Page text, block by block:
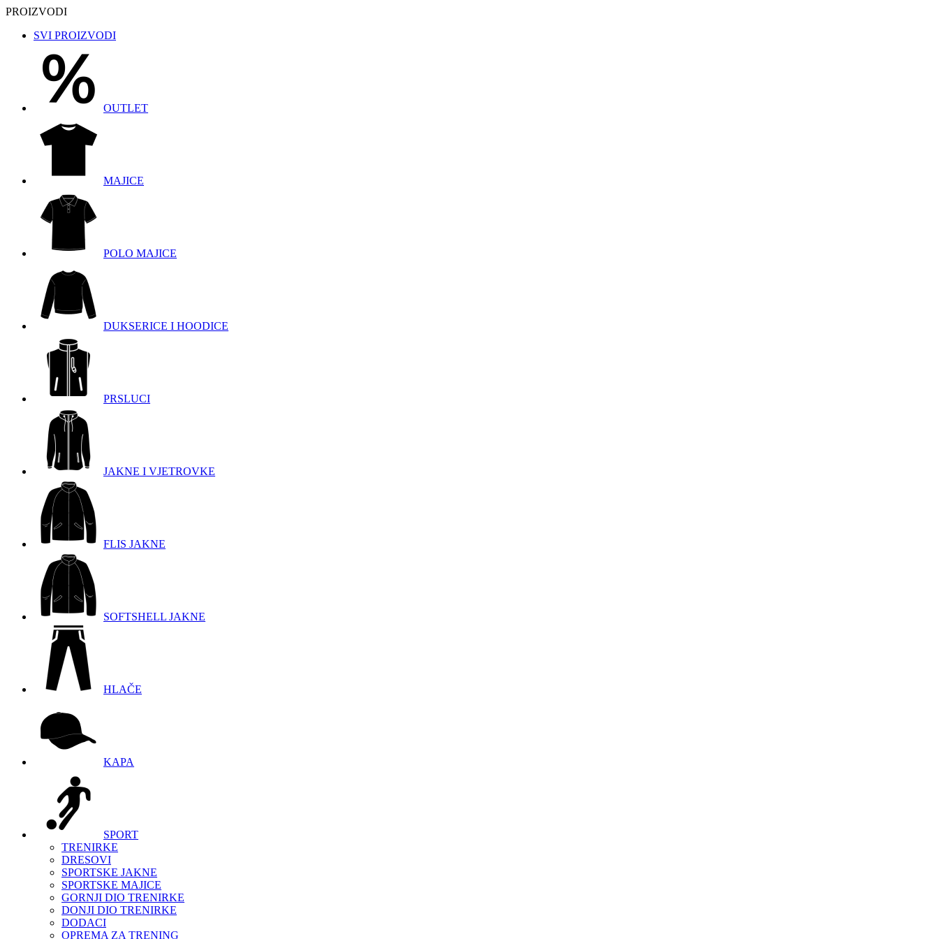
PROIZVODI
SVI PROIZVODI
OUTLET
MAJICE
POLO MAJICE
DUKSERICE I HOODICE
PRSLUCI
JAKNE I VJETROVKE
FLIS JAKNE
SOFTSHELL JAKNE
HLAČE
KAPA
SPORT
TRENIRKE
DRESOVI
SPORTSKE JAKNE
SPORTSKE MAJICE
GORNJI DIO TRENIRKE
DONJI DIO TRENIRKE
DODACI
OPREMA ZA TRENING